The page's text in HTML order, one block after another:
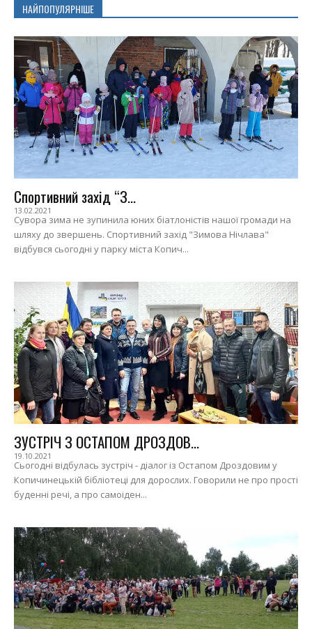
НАЙПОПУЛЯРНІШЕ
Спортивний захід “З...
13.02.2021
Сувора зима не зупинила юних біатлоністів нашої громади на
шляху до звершень. Спортивний захід "Зимова Нічлава"
відбувся сьогодні у парку міста Копич...
ЗУСТРІЧ З ОСТАПОМ ДРОЗДОВ...
19.10.2021
Сьогодні відбулась зустріч - діалог із Остапом Дроздовим у
Копичинецькій бібліотеці для дорослих. Говорили не про прості
буденні речі, а про самоіден...